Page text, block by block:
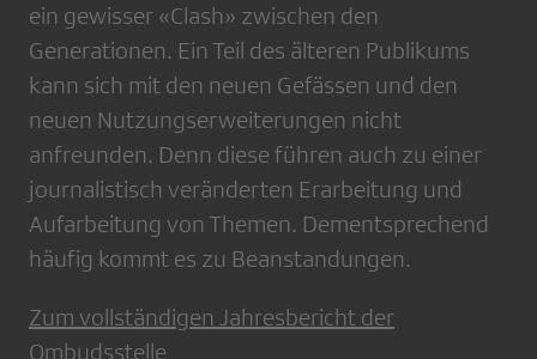
ein gewisser «Clash» zwischen den
Generationen. Ein Teil des älteren Publikums
kann sich mit den neuen Gefässen und den
neuen Nutzungserweiterungen nicht
anfreunden. Denn diese führen auch zu einer
journalistisch veränderten Erarbeitung und
Aufarbeitung von Themen. Dementsprechend
häufig kommt es zu Beanstandungen.
Zum vollständigen Jahresbericht der
Ombudsstelle